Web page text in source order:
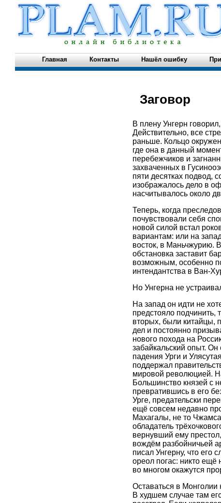
Главная Контакты Нашёл ошибку
Заговор
В плену Унгерн
Действительно, все
раньше. Кольцо
где она в данный
перебежчиков и
захваченных в
пяти десятках подвод,
изображалось дело в
насчитывалось около
Теперь, когда
почувствовали себя
новой силой встал
вариантам: или на
восток, в Маньчжурию.
обстановка заставит
возможным, особенно
интендантства в Ван-
Но Унгерна не
На запад он идти не
предстояло подчинить,
вторых, были китайцы,
дел и постоянно
нового похода на
забайкальский опыт.
падения Урги и
поддержал
мировой революцией.
Большинство князей с
превратившись в его
Урге, предательски
ещё совсем недавно
Махагалы, не то
обладатель
вернувший ему
вождём разбойничьей
писал Унгерну, что его
ореол погас: никто ещё
во многом окажутся
Оставаться в
В худшем случае там